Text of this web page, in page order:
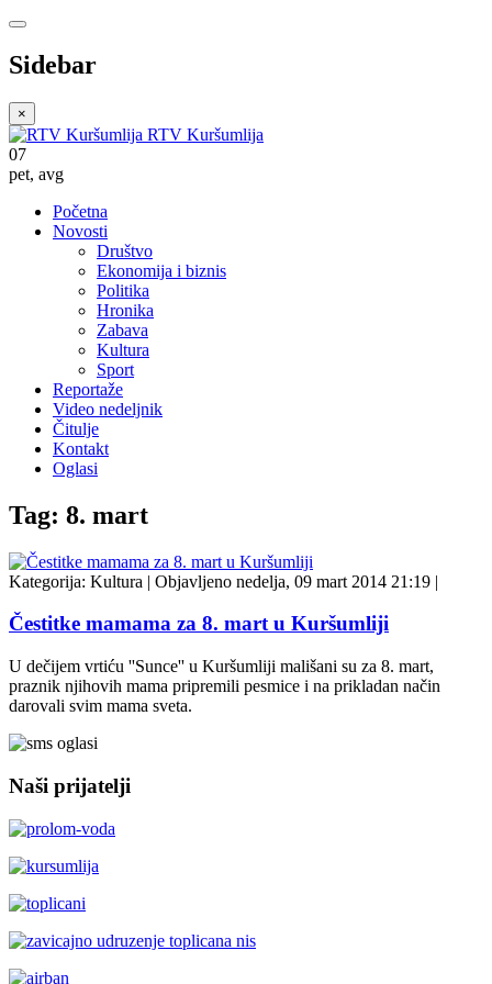
Sidebar
×
RTV Kuršumlija
07
pet, avg
Početna
Novosti
Društvo
Ekonomija i biznis
Politika
Hronika
Zabava
Kultura
Sport
Reportaže
Video nedeljnik
Čitulje
Kontakt
Oglasi
Tag: 8. mart
Kategorija: Kultura | Objavljeno nedelja, 09 mart 2014 21:19 |
Čestitke mamama za 8. mart u Kuršumliji
U dečijem vrtiću ''Sunce'' u Kuršumliji mališani su za 8. mart,
praznik njihovih mama pripremili pesmice i na prikladan način
darovali svim mama sveta.
Naši prijatelji